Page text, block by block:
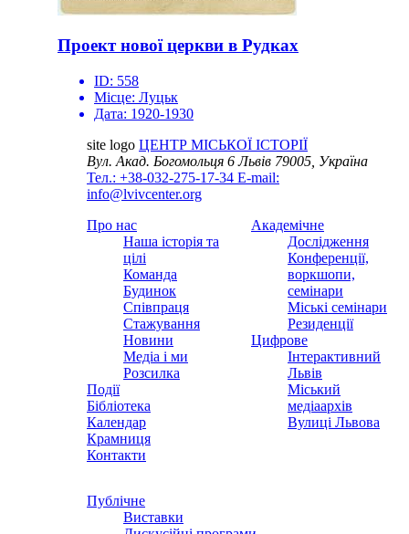
Проект нової церкви в Рудках
ID: 558
Місце: Луцьк
Дата: 1920-1930
site logo ЦЕНТР МІСЬКОЇ ІСТОРІЇ
Вул. Акад. Богомольця 6Львів 79005, Україна
Тел.: +38-032-275-17-34 E-mail:
info@lvivcenter.org
Про нас
Наша історія та
цілі
Команда
Будинок
Співпраця
Стажування
Новини
Медіа і ми
Розсилка
Події
Бібліотека
Календар
Крамниця
Контакти
Академічне
Дослідження
Конференції,
воркшопи,
семінари
Міські семінари
Резиденції
Цифрове
Інтерактивний
Львів
Міський
медіаархів
Вулиці Львова
Публічне
Виставки